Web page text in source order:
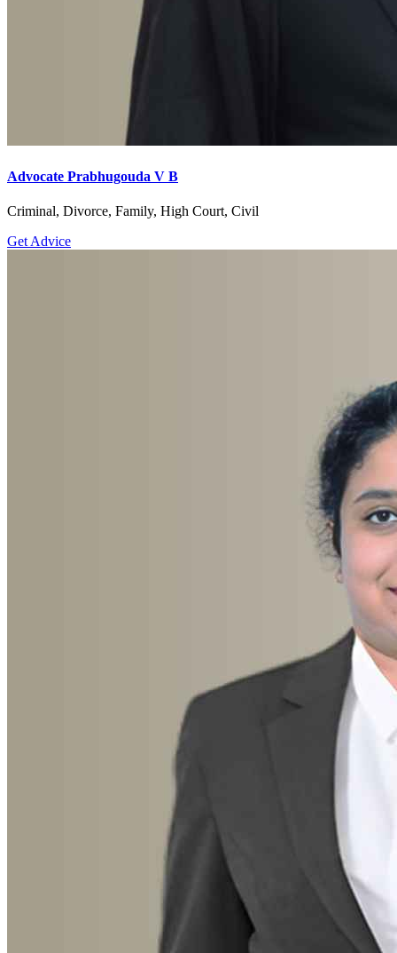
Advocate Prabhugouda V B
Criminal, Divorce, Family, High Court, Civil
Get Advice